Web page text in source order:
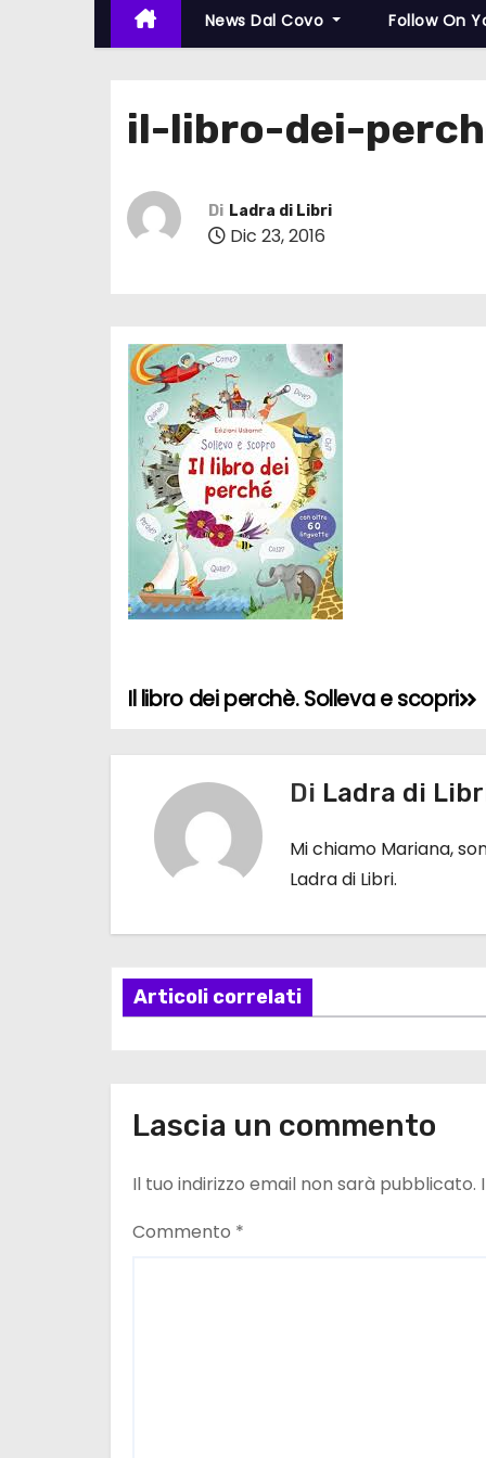
News Dal Covo Follow On
il-libro-dei-
Di Ladra di Libri
Dic 23, 2016
N
a
a
z
i
n
Il libro dei perchè. Solleva e scopri
Di Ladra di
Mi chiamo Mariana,
Ladra di Libri.
Articoli correlati
Lascia un commento
Il tuo indirizzo email non sarà pubblicato.
Commento *